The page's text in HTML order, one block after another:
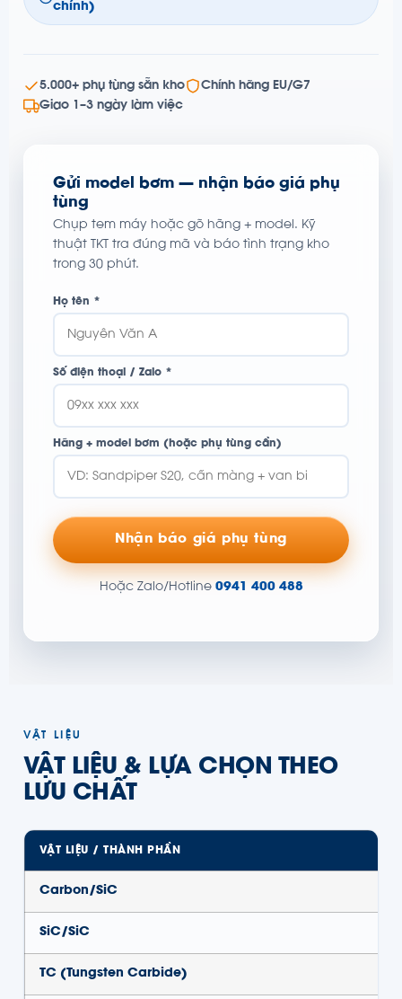
chính)
5.000+ phụ tùng sẵn kho
Chính hãng EU/G7
Giao 1–3 ngày làm việc
Gửi model bơm — nhận báo giá phụ
tùng
Chụp tem máy hoặc gõ hãng + model. Kỹ
thuật TKT tra đúng mã và báo tình trạng kho
trong 30 phút.
Họ tên *
Số điện thoại / Zalo *
Hãng + model bơm (hoặc phụ tùng cần)
Nhận báo giá phụ tùng
Hoặc Zalo/Hotline 0941 400 488
VẬT LIỆU
VẬT LIỆU & LỰA CHỌN THEO
LƯU CHẤT
VẬT LIỆU / THÀNH PHẦN
Carbon/SiC
SiC/SiC
TC (Tungsten Carbide)